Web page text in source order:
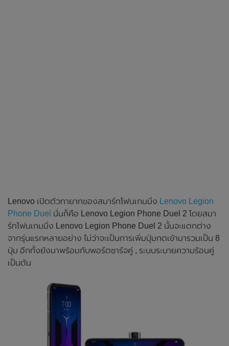
Lenovo เปิดตัวทายาทของสมาร์ทโฟนเกมมิ่ง Lenovo Legion
Phone Duel นั่นก็คือ Lenovo Legion Phone Duel 2 โดยสมา
ร์ทโฟนเกมมิ่ง Lenovo Legion Phone Duel 2 นั้นจะแตกต่าง
จากรุ่นแรกหลายอย่าง ไม่ว่าจะเป็นการเพิ่มปุ่มกดเข้ามารวมเป็น 8
ปุ่ม อีกทั้งยังมาพร้อมกับพอร์ตชาร์จคู่ , ระบบระบายความร้อนคู่
เป็นต้น